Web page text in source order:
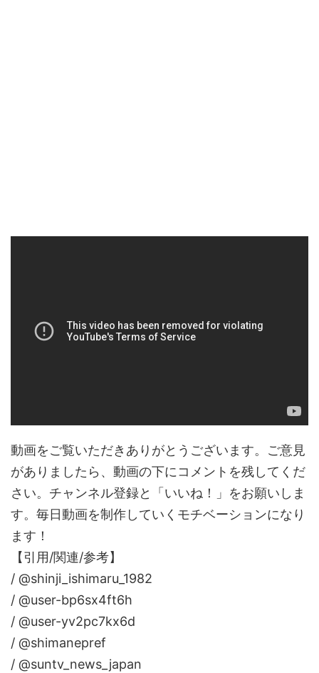
動画をご覧いただきありがとうございます。ご意見
がありましたら、動画の下にコメントを残してくだ
さい。チャンネル登録と「いいね！」をお願いしま
す。毎日動画を制作していくモチベーションになり
ます！
【引用/関連/参考】
/ @shinji_ishimaru_1982
/ @user-bp6sx4ft6h
/ @user-yv2pc7kx6d
/ @shimanepref
/ @suntv_news_japan